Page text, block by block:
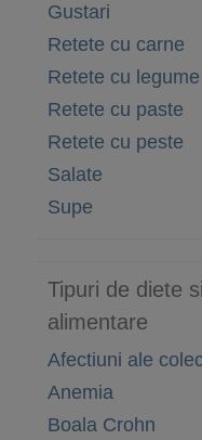
Gustari
Retete cu carne
Retete cu legume
Retete cu paste
Retete cu peste
Salate
Supe
Tipuri de diete
alimentare
Afectiuni ale
Anemia
Boala Crohn